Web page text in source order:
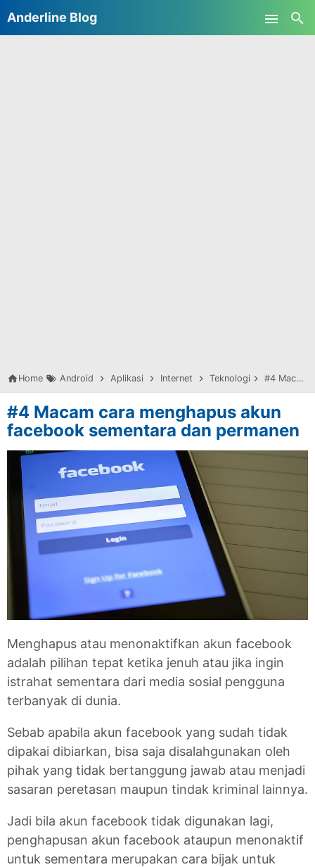
Anderline Blog
Home Android Aplikasi Internet Teknologi #4 Macam cara menghapus akun facebook sementara dan permanen
#4 Macam cara menghapus akun
facebook sementara dan permanen
Menghapus atau menonaktifkan akun facebook
adalah pilihan tepat ketika jenuh atau jika ingin
istrahat sementara dari media sosial pengguna
terbanyak di dunia.
Sebab apabila akun facebook yang sudah tidak
dipakai dibiarkan, bisa saja disalahgunakan oleh
pihak yang tidak bertanggung jawab atau menjadi
sasaran peretasan maupun tindak kriminal lainnya.
Jadi bila akun facebook tidak digunakan lagi,
penghapusan akun facebook ataupun menonaktif
untuk sementara merupakan cara bijak untuk